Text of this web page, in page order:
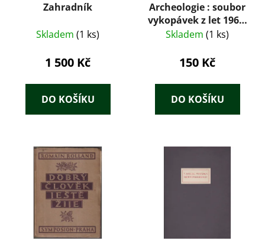
Zahradník
Skladem (1 ks)
1 500 Kč
DO KOŠÍKU
Archeologie : soubor
vykopávek z let 1966-
1968
Skladem (1 ks)
150 Kč
DO KOŠÍKU